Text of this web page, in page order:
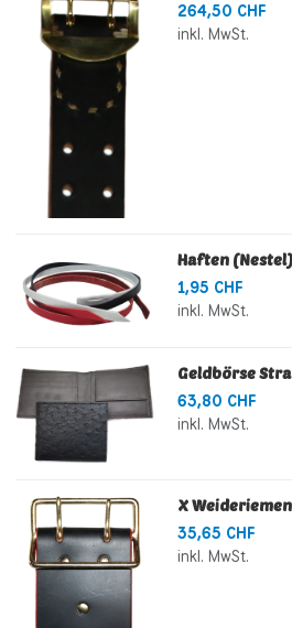
264,50 CHF
inkl. MwSt.
Haften (Nestel)
1,95 CHF
inkl. MwSt.
Geldbörse
63,80 CHF
inkl. MwSt.
X
35,65 CHF
inkl. MwSt.